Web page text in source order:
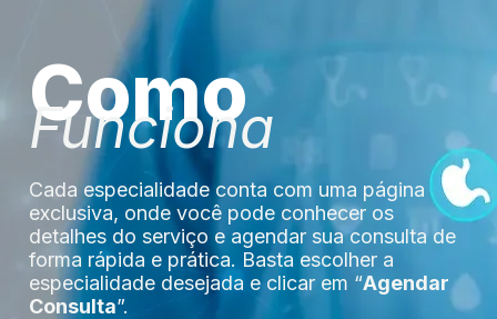
Como
Funciona
Cada especialidade conta com uma página
exclusiva, onde você pode conhecer os
detalhes do serviço e agendar sua consulta de
forma rápida e prática. Basta escolher a
especialidade desejada e clicar em “Agendar
Consulta”.